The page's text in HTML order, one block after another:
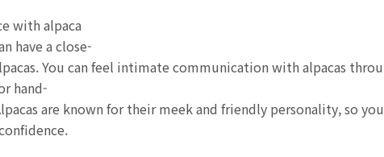
with alpaca
have a close-
You can feel intimate communication with alpacas throu
hand-
are known for their meek and friendly personality, so you